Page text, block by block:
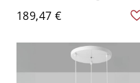
verre avec cadre
métallique pour salles à
manger, îlots de cuisine
éclairage de plafond
décoratif
189,47 €